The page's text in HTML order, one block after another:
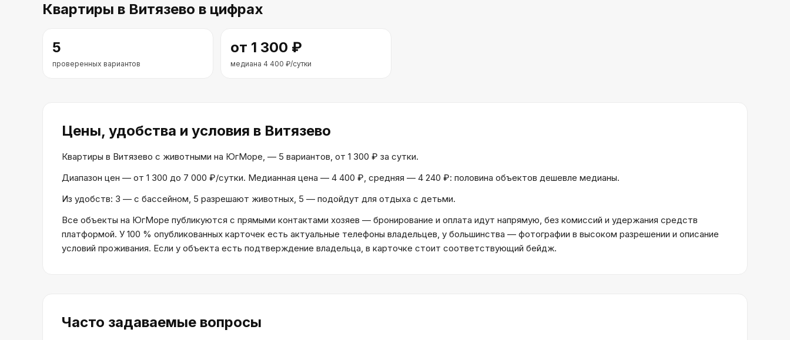
Квартиры в Витязево в цифрах
5
проверенных вариантов
от 1 300 ₽
медиана 4 400 ₽/сутки
Цены, удобства и условия в Витязево
Квартиры в Витязево с животными на ЮгМоре, — 5 вариантов, от 1 300 ₽ за сутки.
Диапазон цен — от 1 300 до 7 000 ₽/сутки. Медианная цена — 4 400 ₽, средняя — 4 240 ₽: половина объектов дешевле медианы.
Из удобств: 3 — с бассейном, 5 разрешают животных, 5 — подойдут для отдыха с детьми.
Все объекты на ЮгМоре публикуются с прямыми контактами хозяев — бронирование и оплата идут напрямую, без комиссий и удержания средств
платформой. У 100 % опубликованных карточек есть актуальные телефоны владельцев, у большинства — фотографии в высоком разрешении и описание
условий проживания. Если у объекта есть подтверждение владельца, в карточке стоит соответствующий бейдж.
Часто задаваемые вопросы